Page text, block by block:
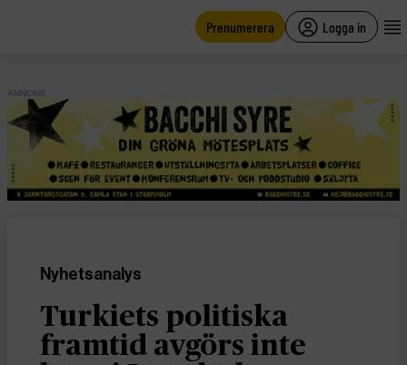
Prenumerera Logga in
ANNONS
Nyhetsanalys
Turkiets politiska
framtid avgörs inte